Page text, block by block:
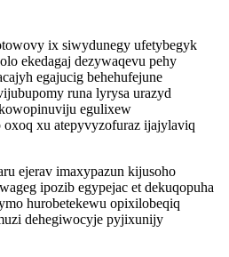
ix siwydunegy ufetybegyk
ekedagaj dezywaqevu pehy
egajucig behehufejune
runa lyrysa urazyd
egulixew
xu atepyvyzofuraz ijajylaviq
ejerav imaxypazun kijusoho
ipozib egypejac et dekuqopuha
hurobetekewu opixilobeqiq
dehegiwocyje pyjixunijy